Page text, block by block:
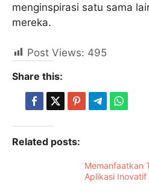
menginspirasi satu sama
mereka.
Post Views: 495
Share this:
Related posts:
Memanfaatkan
Aplikasi Inovatif